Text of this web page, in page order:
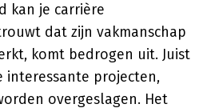
kan je carrière
dat zijn vakmanschap
komt bedrogen uit. Juist
interessante projecten,
overgeslagen. Het